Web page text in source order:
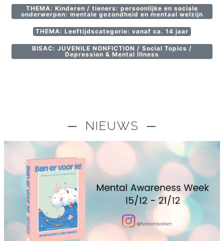
THEMA: Kinderen / tieners: persoonlijke en sociale
onderwerpen: mentale gezondheid en mentaal welzijn
THEMA: Leeftijdscategorie: vanaf ca. 14 jaar
BISAC: JUVENILE NONFICTION / Social Topics /
Depression & Mental Illness
─ NIEUWS ─